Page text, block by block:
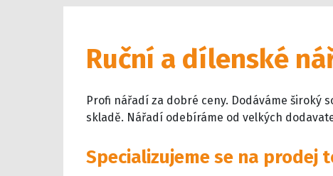
Ruční a dílenské
Profi nářadí za dobré ceny. Dodáváme široký
skladě. Nářadí odebíráme od velkých
Specializujeme se na prodej